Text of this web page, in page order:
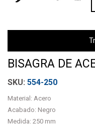
BISAGRA DE
554-250
Material: Acero
Acabado: Negro
Medida: 250 mm